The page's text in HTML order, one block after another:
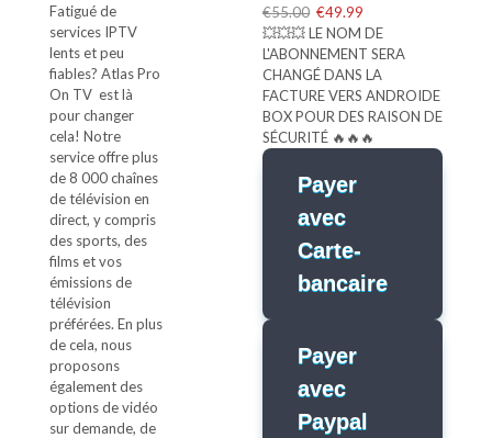
Fatigué de
services IPTV
lents et peu
fiables? Atlas Pro
On TV est là
pour changer
cela! Notre
service offre plus
de 8 000 chaînes
de télévision en
direct, y compris
des sports, des
films et vos
émissions de
télévision
préférées. En plus
de cela, nous
proposons
également des
options de vidéo
sur demande, de
€55.00 Ursprünglicher
Preis
war:
€55.00
€49.99
Preis
ist:
€49.99.
💥💥💥 LE NOM DE
L'ABONNEMENT SERA
CHANGÉ DANS LA
FACTURE VERS ANDROIDE
BOX POUR DES RAISON DE
SÉCURITÉ 🔥🔥🔥
Payer
avec
Carte-
bancaire
Payer
avec
Paypal